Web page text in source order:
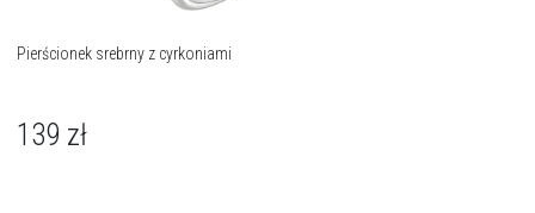
Pierścionek srebrny z cyrkoniami
139 zł